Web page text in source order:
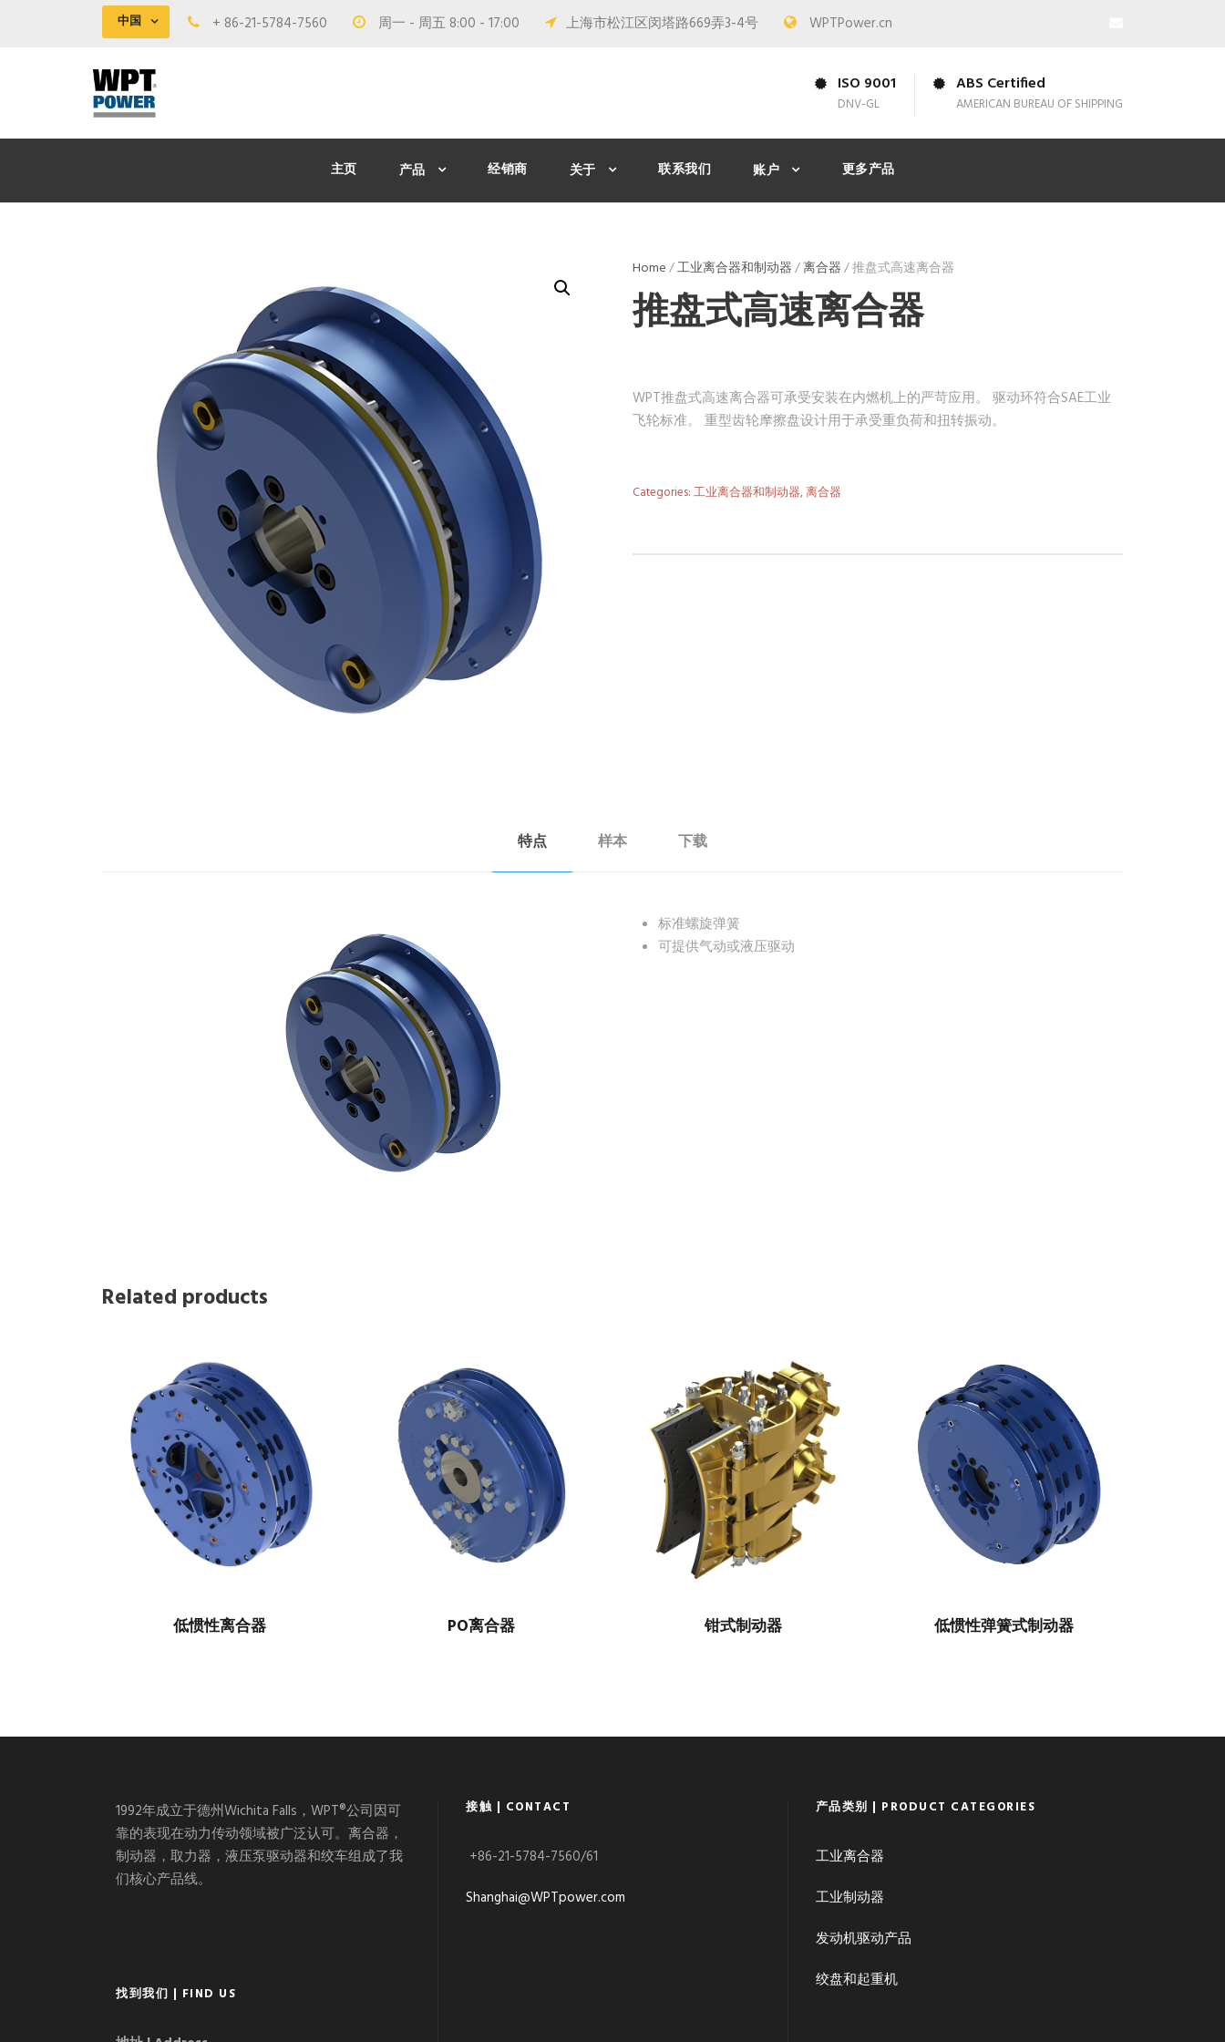
中国 + 86-21-5784-7560 周一 - 周五 8:00 - 17:00 上海市松江区闵塔路669弄3-4号 WPTPower.cn
ISO 9001
DNV-GL
ABS Certified
AMERICAN BUREAU OF SHIPPING
主页 产品 经销商 关于 联系我们 账户 更多产品
Home/工业离合器和制动器/离合器/ 推盘式高速离合器
推盘式高速离合器
WPT推盘式高速离合器可承受安装在内燃机上的严苛应用。 驱动环符合SAE工业
飞轮标准。 重型齿轮摩擦盘设计用于承受重负荷和扭转振动。
Categories:工业离合器和制动器,离合器
特点 样本 下载
标准螺旋弹簧
可提供气动或液压驱动
Related products
低惯性离合器 PO离合器 钳式制动器 低惯性弹簧式制动器
1992年成立于德州Wichita Falls，WPT®公司因可
靠的表现在动力传动领域被广泛认可。离合器，
制动器，取力器，液压泵驱动器和绞车组成了我
们核心产品线。
找到我们 | FIND US
接触 | CONTACT
+86-21-5784-7560/61
Shanghai@WPTpower.com
产品类别 | PRODUCT CATEGORIES
工业离合器
工业制动器
发动机驱动产品
绞盘和起重机